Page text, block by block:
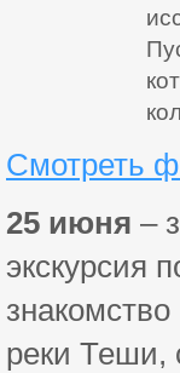
Смотреть
25 июня –
экскурсия
реки Теши,